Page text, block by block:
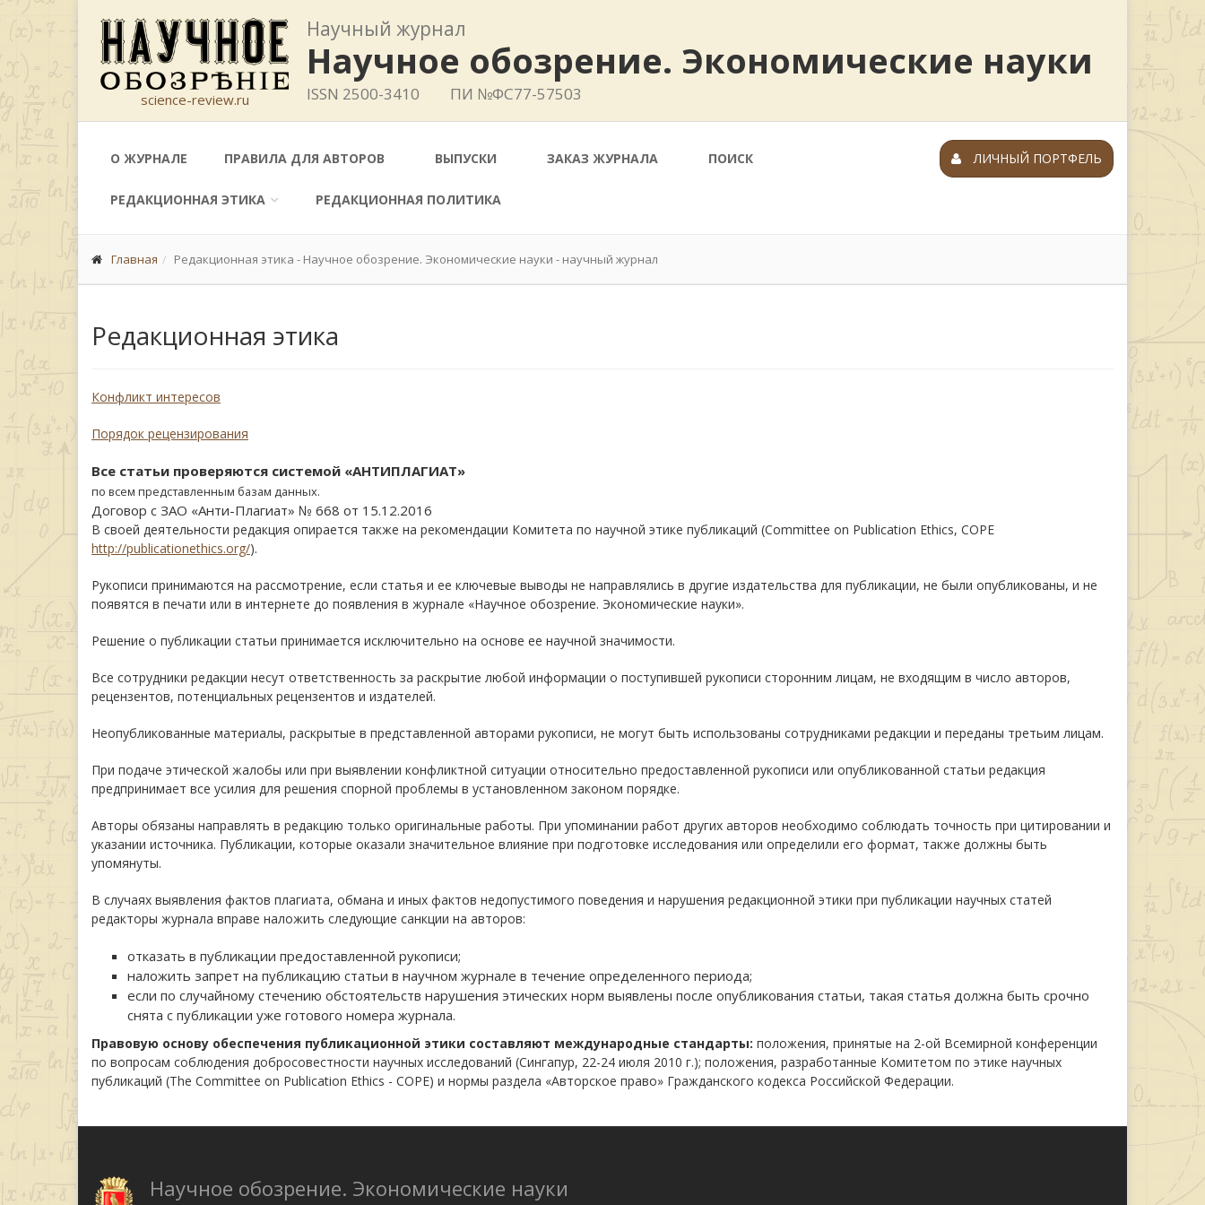
science-review.ru
Научный журнал
Научное обозрение. Экономические науки
ISSN 2500-3410 ПИ №ФС77-57503
О ЖУРНАЛЕ ПРАВИЛА ДЛЯ АВТОРОВ ВЫПУСКИ ЗАКАЗ ЖУРНАЛА ПОИСК
РЕДАКЦИОННАЯ ЭТИКА РЕДАКЦИОННАЯ ПОЛИТИКА
ЛИЧНЫЙ ПОРТФЕЛЬ
Главная Редакционная этика - Научное обозрение. Экономические науки - научный журнал
Редакционная этика
Конфликт интересов
Порядок рецензирования
Все статьи проверяются системой «АНТИПЛАГИАТ»
по всем представленным базам данных.
Договор с ЗАО «Анти-Плагиат» № 668 от 15.12.2016
В своей деятельности редакция опирается также на рекомендации Комитета по научной этике публикаций (Committee on Publication Ethics, COPE
http://publicationethics.org/).
Рукописи принимаются на рассмотрение, если статья и ее ключевые выводы не направлялись в другие издательства для публикации, не были опубликованы, и не
появятся в печати или в интернете до появления в журнале «Научное обозрение. Экономические науки».
Решение о публикации статьи принимается исключительно на основе ее научной значимости.
Все сотрудники редакции несут ответственность за раскрытие любой информации о поступившей рукописи сторонним лицам, не входящим в число авторов,
рецензентов, потенциальных рецензентов и издателей.
Неопубликованные материалы, раскрытые в представленной авторами рукописи, не могут быть использованы сотрудниками редакции и переданы третьим лицам.
При подаче этической жалобы или при выявлении конфликтной ситуации относительно предоставленной рукописи или опубликованной статьи редакция
предпринимает все усилия для решения спорной проблемы в установленном законом порядке.
Авторы обязаны направлять в редакцию только оригинальные работы. При упоминании работ других авторов необходимо соблюдать точность при цитировании и
указании источника. Публикации, которые оказали значительное влияние при подготовке исследования или определили его формат, также должны быть
упомянуты.
В случаях выявления фактов плагиата, обмана и иных фактов недопустимого поведения и нарушения редакционной этики при публикации научных статей
редакторы журнала вправе наложить следующие санкции на авторов:
отказать в публикации предоставленной рукописи;
наложить запрет на публикацию статьи в научном журнале в течение определенного периода;
если по случайному стечению обстоятельств нарушения этических норм выявлены после опубликования статьи, такая статья должна быть срочно
снята с публикации уже готового номера журнала.
Правовую основу обеспечения публикационной этики составляют международные стандарты: положения, принятые на 2-ой Всемирной конференции
по вопросам соблюдения добросовестности научных исследований (Сингапур, 22-24 июля 2010 г.); положения, разработанные Комитетом по этике научных
публикаций (The Committee on Publication Ethics - COPE) и нормы раздела «Авторское право» Гражданского кодекса Российской Федерации.
Научное обозрение. Экономические науки